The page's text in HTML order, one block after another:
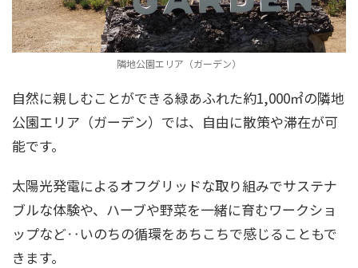
隣地公園エリア（ガーデン）
自然に親しむことができる緑あふれた約1,000㎡の隣地
公園エリア（ガーデン）では、自由に散策や滞在が可
能です。
太陽光発電によるオフグリッドな取り組みでサステナ
ブルな体験や、ハーブや野菜を一緒に育むワークショ
ップなど‥いのちの循環をあちこちで感じることもで
きます。